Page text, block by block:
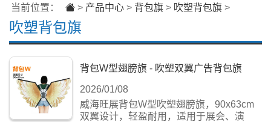
吹塑背包旗
当前位置： > 产品中心 > 背包旗 > 吹塑背包旗 >
背包W型翅膀旗 - 吹塑双翼广告背包旗
2026/01/08
威海旺展背包W型吹塑翅膀旗，90x63cm
双翼设计，轻盈耐用，适用于展会、演